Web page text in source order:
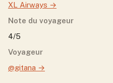
XL Airways →
Note du voyageur
4/5
Voyageur
@gitana →